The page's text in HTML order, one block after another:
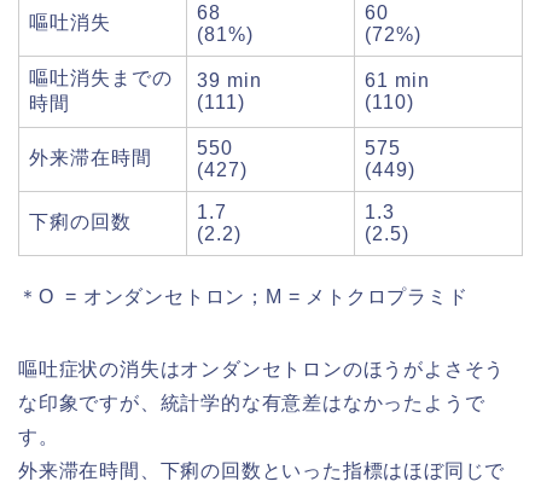
嘔吐消失
68
(81%)
60
(72%)
嘔吐消失までの
時間
39 min
(111)
61 min
(110)
外来滞在時間
550
(427)
575
(449)
下痢の回数
1.7
(2.2)
1.3
(2.5)
＊O = オンダンセトロン；M = メトクロプラミド
嘔吐症状の消失はオンダンセトロンのほうがよさそう
な印象ですが、統計学的な有意差はなかったようで
す。
外来滞在時間、下痢の回数といった指標はほぼ同じで